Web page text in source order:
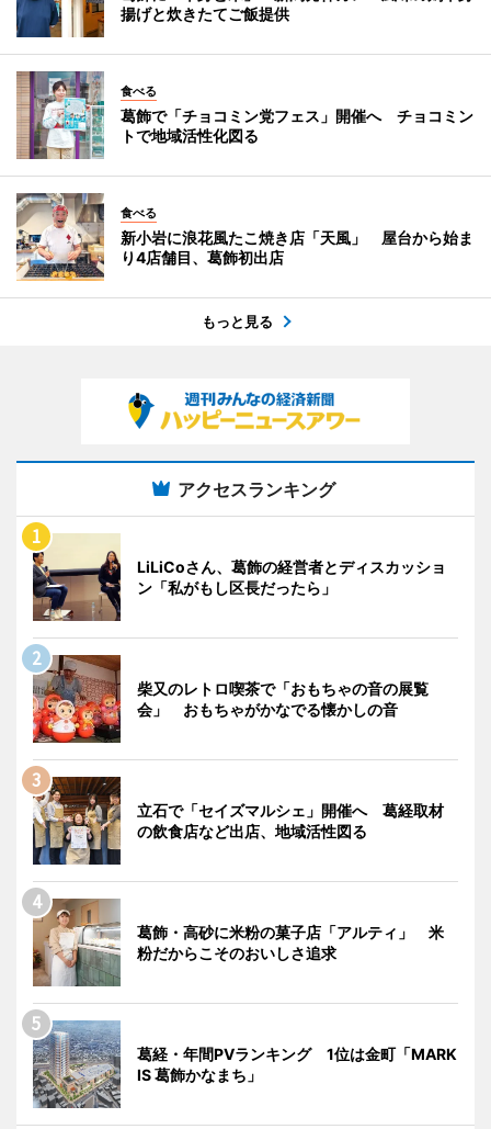
揚げと炊きたてご飯提供
食べる
葛飾で「チョコミン党フェス」開催へ チョコミン
トで地域活性化図る
食べる
新小岩に浪花風たこ焼き店「天風」 屋台から始ま
り4店舗目、葛飾初出店
もっと見る
アクセスランキング
LiLiCoさん、葛飾の経営者とディスカッショ
ン「私がもし区長だったら」
柴又のレトロ喫茶で「おもちゃの音の展覧
会」 おもちゃがかなでる懐かしの音
立石で「セイズマルシェ」開催へ 葛経取材
の飲食店など出店、地域活性図る
葛飾・高砂に米粉の菓子店「アルティ」 米
粉だからこそのおいしさ追求
葛経・年間PVランキング 1位は金町「MARK
IS 葛飾かなまち」